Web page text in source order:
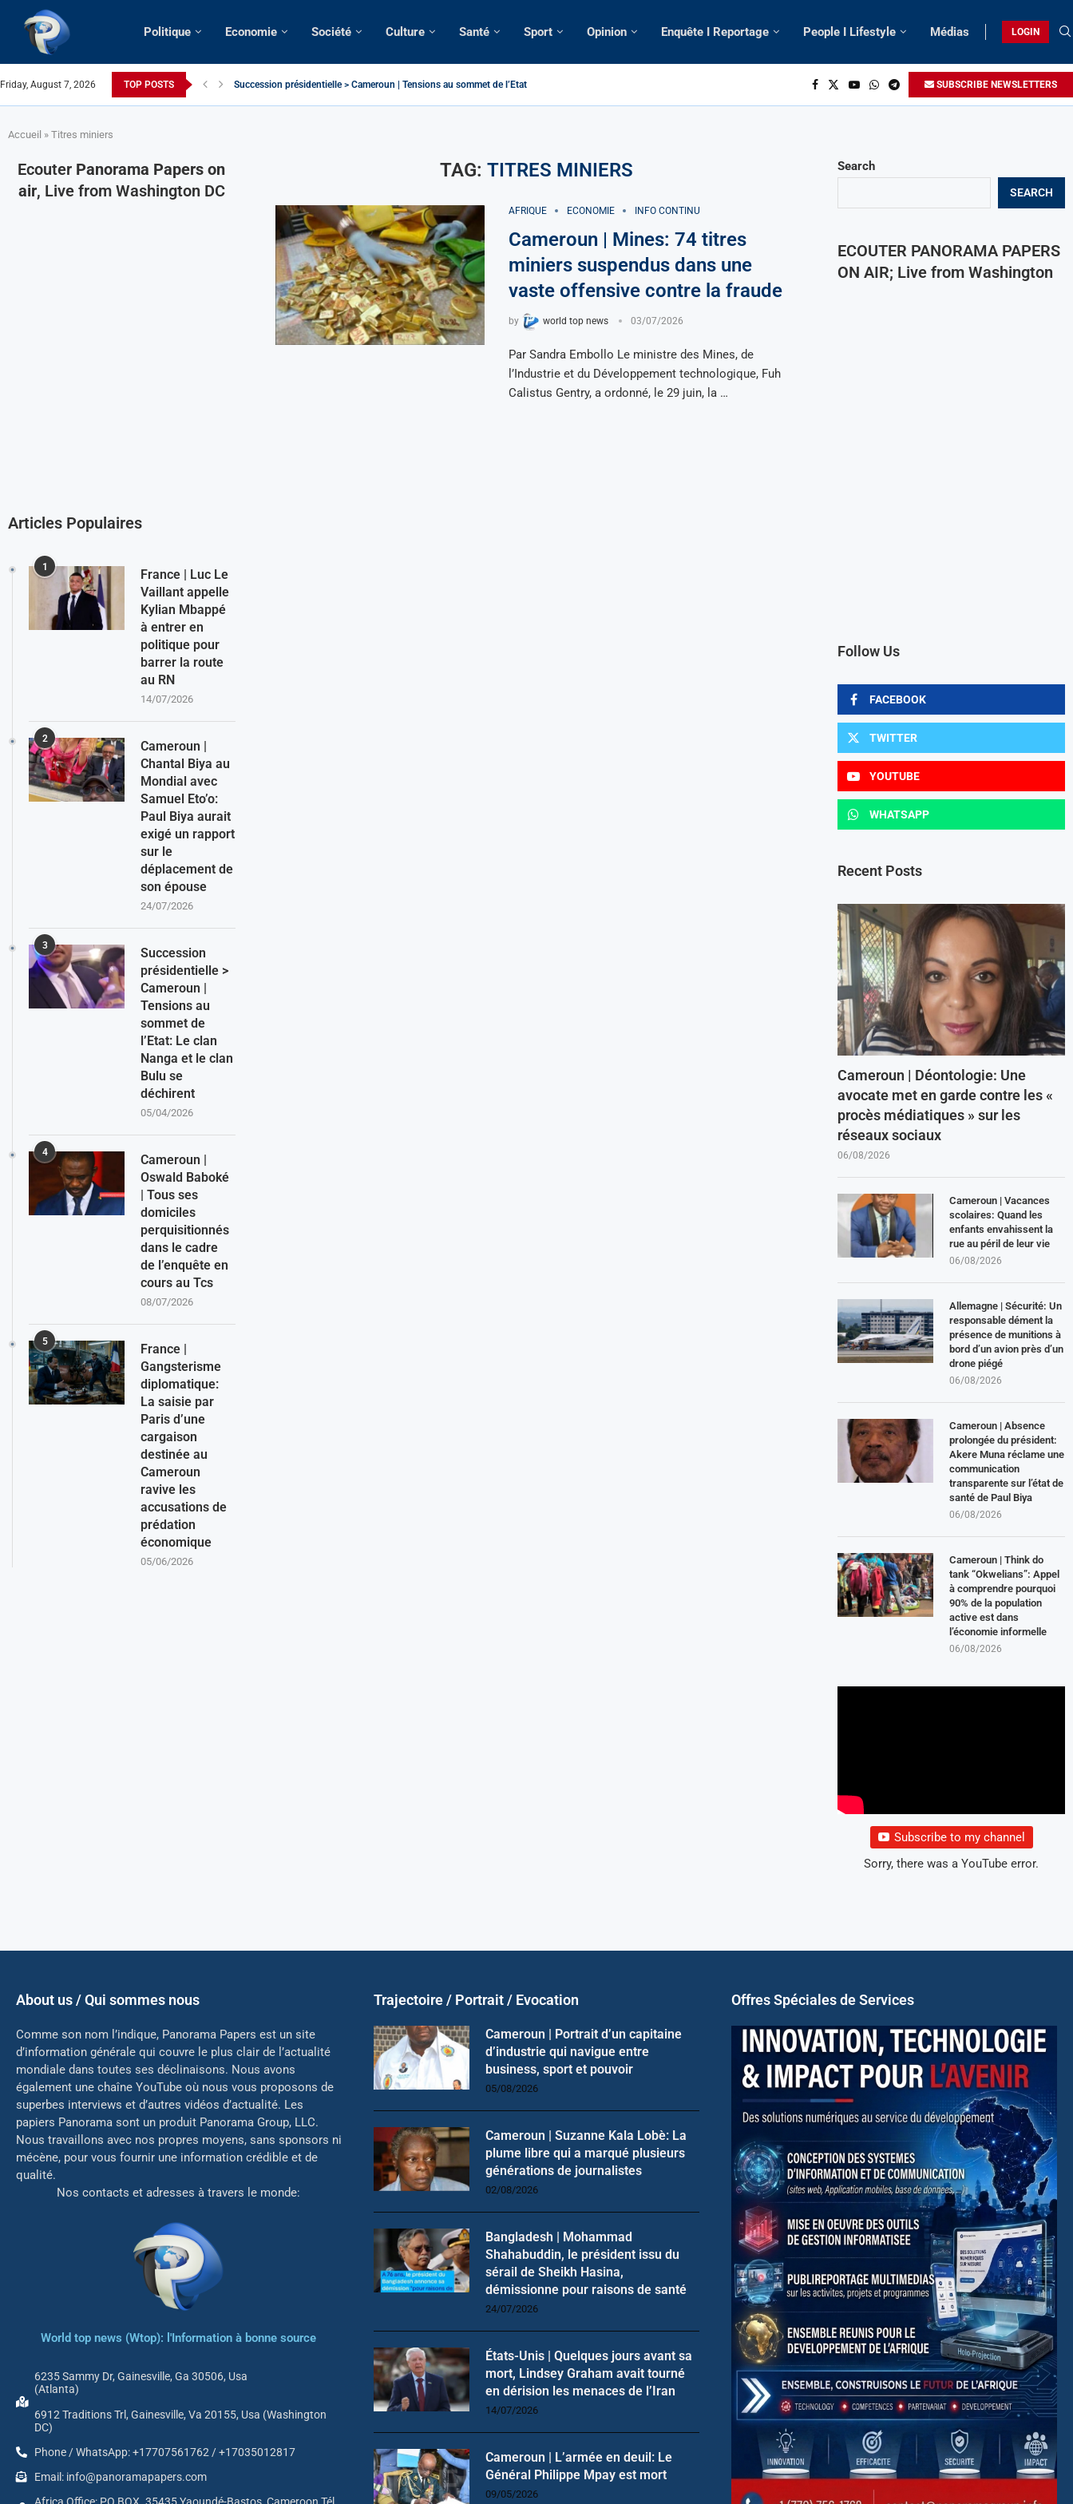
Politique Economie Société Culture Santé Sport Opinion Enquête I Reportage People I Lifestyle Médias LOGIN
Friday, August 7, 2026 TOP POSTS Succession présidentielle > Cameroun | Tensions au sommet de l’Etat: Le... SUBSCRIBE NEWSLETTERS
Accueil » Titres miniers
TAG: TITRES MINIERS
AFRIQUE ECONOMIE INFO CONTINU
Cameroun | Mines: 74 titres
miniers suspendus dans une
vaste offensive contre la fraude
by world top news 03/07/2026
Par Sandra Embollo Le ministre des Mines, de
l’Industrie et du Développement technologique, Fuh
Calistus Gentry, a ordonné, le 29 juin, la …
Search
SEARCH
ECOUTER PANORAMA PAPERS
ON AIR; Live from Washington
Follow Us
FACEBOOK
TWITTER
YOUTUBE
WHATSAPP
Recent Posts
Cameroun | Déontologie: Une
avocate met en garde contre les «
procès médiatiques » sur les
réseaux sociaux
06/08/2026
Cameroun | Vacances
scolaires: Quand les
enfants envahissent la
rue au péril de leur vie
06/08/2026
Allemagne | Sécurité: Un
responsable dément la
présence de munitions à
bord d’un avion près d’un
drone piégé
06/08/2026
Cameroun | Absence
prolongée du président:
Akere Muna réclame une
communication
transparente sur l’état de
santé de Paul Biya
06/08/2026
Cameroun | Think do
tank “Okwelians”: Appel
à comprendre pourquoi
90% de la population
active est dans
l’économie informelle
06/08/2026
Subscribe to my channel
Sorry, there was a YouTube error.
Ecouter Panorama Papers on
air, Live from Washington DC
Articles Populaires
1
France | Luc Le
Vaillant appelle
Kylian Mbappé
à entrer en
politique pour
barrer la route
au RN
14/07/2026
2
Cameroun |
Chantal Biya au
Mondial avec
Samuel Eto’o:
Paul Biya aurait
exigé un rapport
sur le
déplacement de
son épouse
24/07/2026
3
Succession
présidentielle >
Cameroun |
Tensions au
sommet de
l’Etat: Le clan
Nanga et le clan
Bulu se
déchirent
05/04/2026
4
Cameroun |
Oswald Baboké
| Tous ses
domiciles
perquisitionnés
dans le cadre
de l’enquête en
cours au Tcs
08/07/2026
5
France |
Gangsterisme
diplomatique:
La saisie par
Paris d’une
cargaison
destinée au
Cameroun
ravive les
accusations de
prédation
économique
05/06/2026
About us / Qui sommes nous
Comme son nom l’indique, Panorama Papers est un site
d’information générale qui couvre le plus clair de l’actualité
mondiale dans toutes ses déclinaisons. Nous avons
également une chaîne YouTube où nous vous proposons de
superbes interviews et d’autres vidéos d’actualité. Les
papiers Panorama sont un produit Panorama Group, LLC.
Nous travaillons avec nos propres moyens, sans sponsors ni
mécène, pour vous fournir une information crédible et de
qualité.
Nos contacts et adresses à travers le monde:
World top news (Wtop): l'Information à bonne source
6235 Sammy Dr, Gainesville, Ga 30506, Usa
(Atlanta)
6912 Traditions Trl, Gainesville, Va 20155, Usa (Washington
DC)
Phone / WhatsApp: +17707561762 / +17035012817
Email: info@panoramapapers.com
Trajectoire / Portrait / Evocation
Cameroun | Portrait d’un capitaine
d’industrie qui navigue entre
business, sport et pouvoir
05/08/2026
Cameroun | Suzanne Kala Lobè: La
plume libre qui a marqué plusieurs
générations de journalistes
02/08/2026
Bangladesh | Mohammad
Shahabuddin, le président issu du
sérail de Sheikh Hasina,
démissionne pour raisons de santé
24/07/2026
États-Unis | Quelques jours avant sa
mort, Lindsey Graham avait tourné
en dérision les menaces de l’Iran
14/07/2026
Cameroun | L’armée en deuil: Le
Général Philippe Mpay est mort
09/05/2026
Offres Spéciales de Services